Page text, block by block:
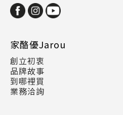
家酪優Jarou
創立初衷
品牌故事
到哪裡買
業務洽詢